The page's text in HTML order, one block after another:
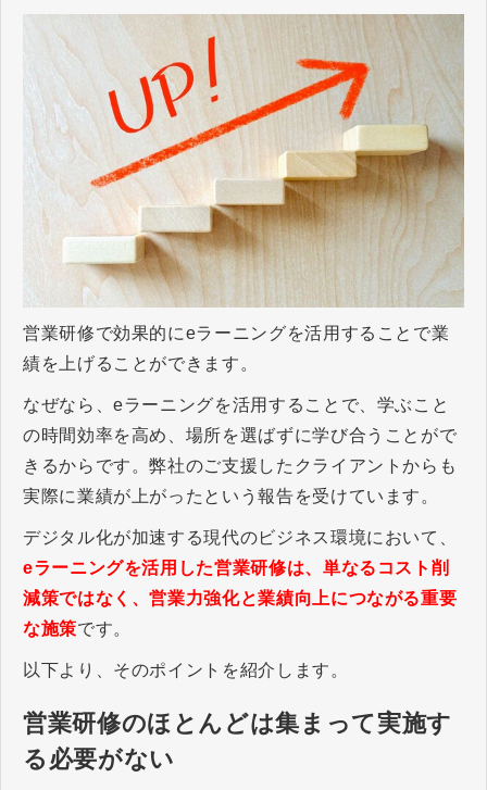
営業研修で効果的にeラーニングを活用することで業
績を上げることができます。
なぜなら、eラーニングを活用することで、学ぶこと
の時間効率を高め、場所を選ばずに学び合うことがで
きるからです。弊社のご支援したクライアントからも
実際に業績が上がったという報告を受けています。
デジタル化が加速する現代のビジネス環境において、
eラーニングを活用した営業研修は、単なるコスト削
減策ではなく、営業力強化と業績向上につながる重要
な施策です。
以下より、そのポイントを紹介します。
営業研修のほとんどは集まって実施す
る必要がない